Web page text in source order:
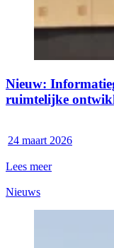
Nieuw:
ruimtelijke
24 maart 2026
Lees meer
Nieuws